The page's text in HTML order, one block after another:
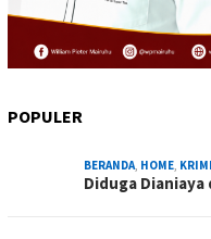
POPULER
BERANDA, HOME,
Diduga